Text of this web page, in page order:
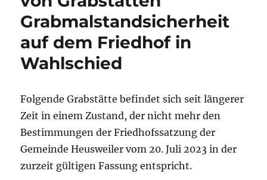
Grabmalstandsicherheit
auf dem Friedhof in
Wahlschied
Folgende Grabstätte befindet sich seit längerer
Zeit in einem Zustand, der nicht mehr den
Bestimmungen der Friedhofssatzung der
Gemeinde Heusweiler vom 20. Juli 2023 in der
zurzeit gültigen Fassung entspricht.